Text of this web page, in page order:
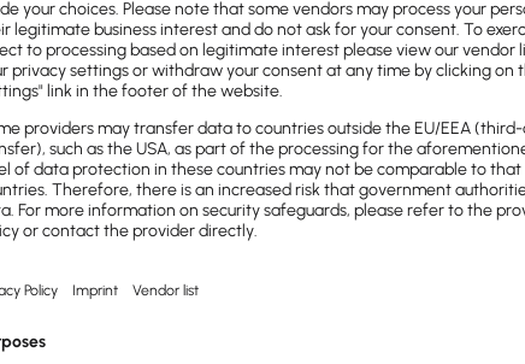
nach verschiedenen Bauabschnitten
des Gehalts/Lohns
als Vorschuss oder Vorauszahlung bezeichnet.
BGB